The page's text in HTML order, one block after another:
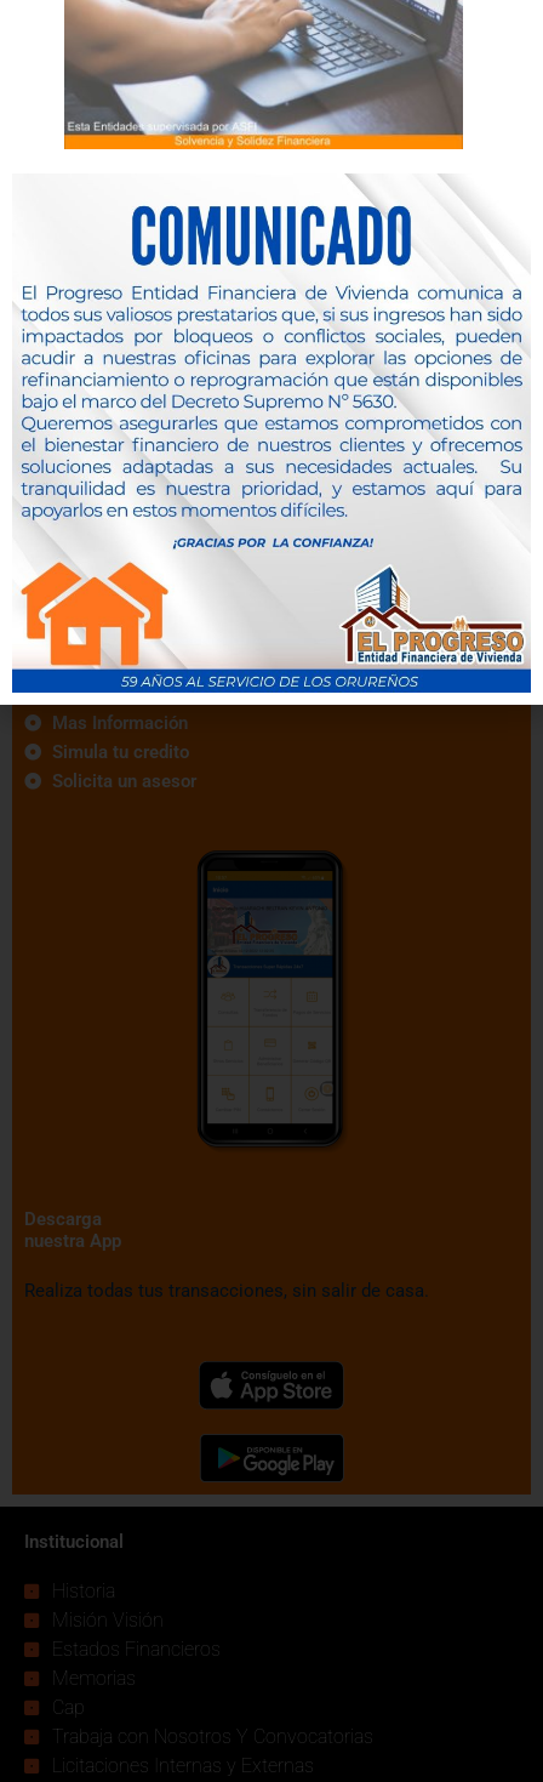
Ingresa a nuestra Banca Digital
https://interbanking.elprogresoefv.com.bo/
Productos y Servicios
Tenemos el mejor Crédito de Vivienda Social en Oruro
Crédito destinado a la compra, construcción, remodelación,
ampliación o mejoramiento de la primera vivienda del solicitante.
Mas Información
Simula tu credito
Solicita un asesor
Descarga
nuestra App
Realiza todas tus transacciones, sin salir de casa.
Institucional
Historia
Misión Visión
Estados Financieros
Memorias
Cap
Trabaja con Nosotros Y Convocatorias
Licitaciones Internas y Externas